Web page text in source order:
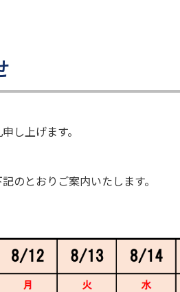
し上げます。
のとおりご案内いたします。